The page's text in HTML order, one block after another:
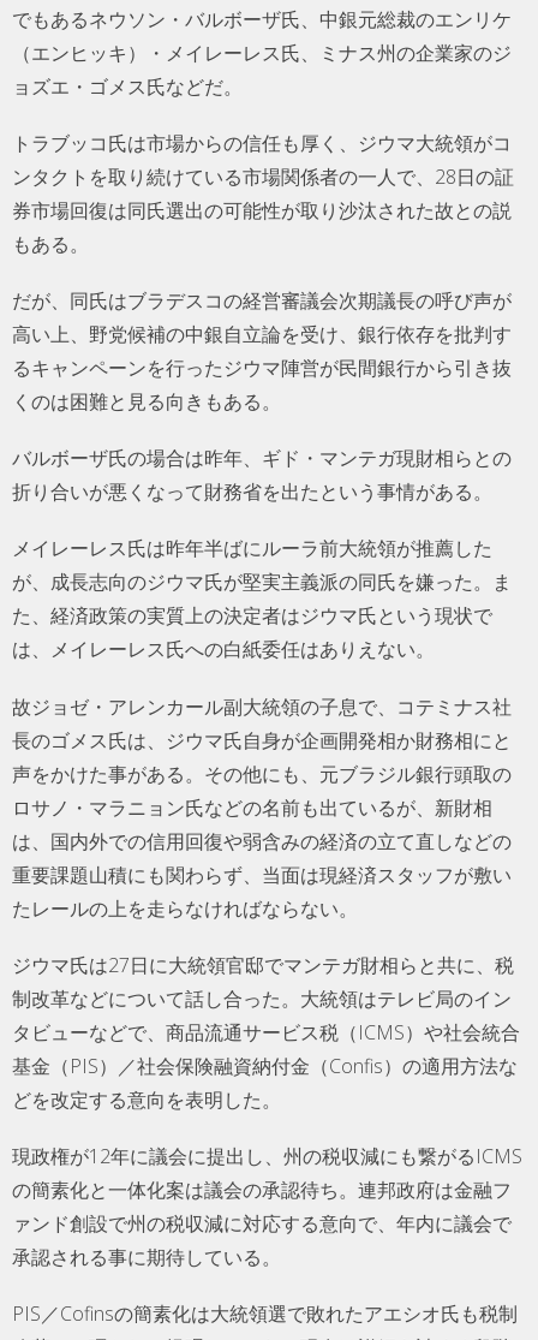
でもあるネウソン・バルボーザ氏、中銀元総裁のエンリケ
（エンヒッキ）・メイレーレス氏、ミナス州の企業家のジ
ョズエ・ゴメス氏などだ。
トラブッコ氏は市場からの信任も厚く、ジウマ大統領がコ
ンタクトを取り続けている市場関係者の一人で、28日の証
券市場回復は同氏選出の可能性が取り沙汰された故との説
もある。
だが、同氏はブラデスコの経営審議会次期議長の呼び声が
高い上、野党候補の中銀自立論を受け、銀行依存を批判す
るキャンペーンを行ったジウマ陣営が民間銀行から引き抜
くのは困難と見る向きもある。
バルボーザ氏の場合は昨年、ギド・マンテガ現財相らとの
折り合いが悪くなって財務省を出たという事情がある。
メイレーレス氏は昨年半ばにルーラ前大統領が推薦した
が、成長志向のジウマ氏が堅実主義派の同氏を嫌った。ま
た、経済政策の実質上の決定者はジウマ氏という現状で
は、メイレーレス氏への白紙委任はありえない。
故ジョゼ・アレンカール副大統領の子息で、コテミナス社
長のゴメス氏は、ジウマ氏自身が企画開発相か財務相にと
声をかけた事がある。その他にも、元ブラジル銀行頭取の
ロサノ・マラニョン氏などの名前も出ているが、新財相
は、国内外での信用回復や弱含みの経済の立て直しなどの
重要課題山積にも関わらず、当面は現経済スタッフが敷い
たレールの上を走らなければならない。
ジウマ氏は27日に大統領官邸でマンテガ財相らと共に、税
制改革などについて話し合った。大統領はテレビ局のイン
タビューなどで、商品流通サービス税（ICMS）や社会統合
基金（PIS）／社会保険融資納付金（Confis）の適用方法な
どを改定する意向を表明した。
現政権が12年に議会に提出し、州の税収減にも繋がるICMS
の簡素化と一体化案は議会の承認待ち。連邦政府は金融フ
ァンド創設で州の税収減に対応する意向で、年内に議会で
承認される事に期待している。
PIS／Cofinsの簡素化は大統領選で敗れたアエシオ氏も税制